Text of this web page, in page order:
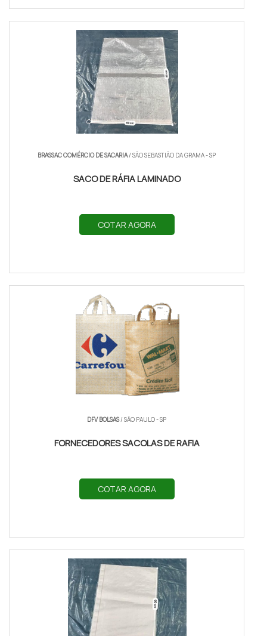
BRASSAC COMÉRCIO DE SACARIA/ SÃO SEBASTIÃO DA GRAMA - SP
SACO DE RÁFIA LAMINADO
COTAR AGORA
DFV BOLSAS/ SÃO PAULO - SP
FORNECEDORES SACOLAS DE RAFIA
COTAR AGORA